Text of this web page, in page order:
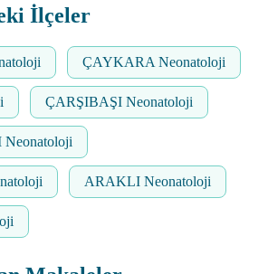
İlçeler
ÇAYKARA Neonatoloji
ÇARŞIBAŞI Neonatoloji
ARAKLI Neonatoloji